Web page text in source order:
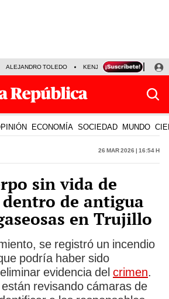
ALEJANDRO TOLEDO KENJI FUJIMORI
ECONOMÍA SOCIEDAD MUNDO
26 Mar 2026 | 16:54 h
sin vida de
de antigua
en Trujillo
se registró un incendio
podría haber sido
evidencia del crimen.
revisando cámaras de